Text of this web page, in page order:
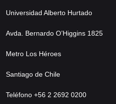
Universidad Alberto Hurtado
Avda. Bernardo O’Higgins 1825
Metro Los Héroes
Santiago de Chile
Teléfono +56 2 2692 0200